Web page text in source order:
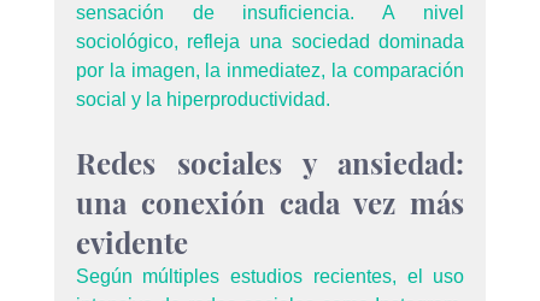
sensación de insuficiencia. A nivel
sociológico, refleja una sociedad dominada
por la imagen, la inmediatez, la comparación
social y la hiperproductividad.
Redes sociales y ansiedad:
una conexión cada vez más
evidente
Según múltiples estudios recientes, el uso